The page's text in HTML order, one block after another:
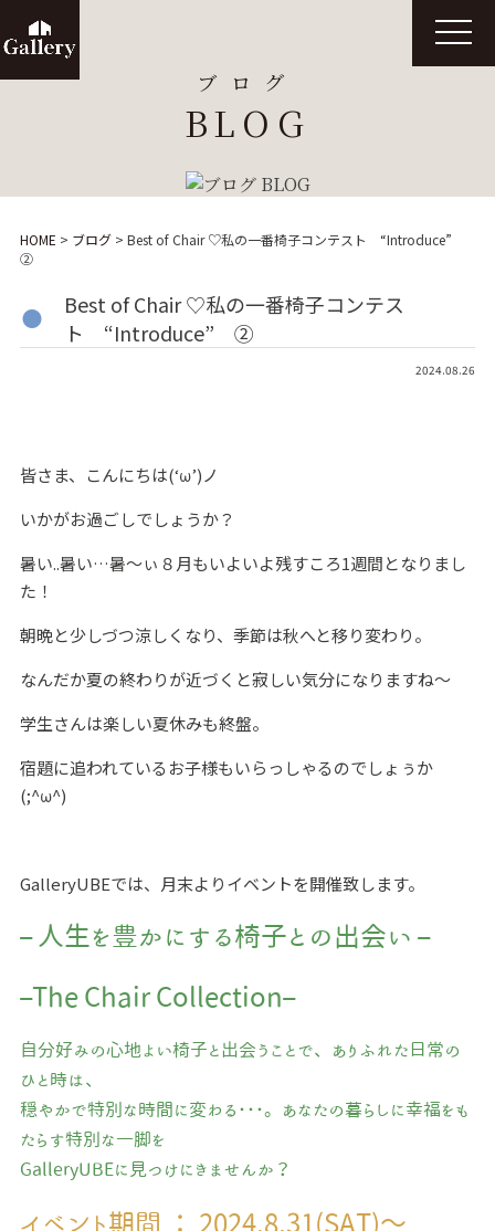
ブログ
BLOG
t
o
g
HOME > ブログ> Best of Chair ♡私の一番椅子コンテスト “Introduce”
②
Best of Chair ♡私の一番椅子コンテス
ト “Introduce” ②
2024.08.26
皆さま、こんにちは(‘ω’)ノ
いかがお過ごしでしょうか？
暑い..暑い…暑～ぃ８月もいよいよ残すころ1週間となりまし
た！
朝晩と少しづつ涼しくなり、季節は秋へと移り変わり。
なんだか夏の終わりが近づくと寂しい気分になりますね～
学生さんは楽しい夏休みも終盤。
宿題に追われているお子様もいらっしゃるのでしょぅか
(;^ω^)
GalleryUBEでは、月末よりイベントを開催致します。
– 人生を豊かにする椅子との出会い –
–The Chair Collection–
自分好みの心地よい椅子と出会うことで、ありふれた日常の
ひと時は、
穏やかで特別な時間に変わる･･･。あなたの暮らしに幸福をも
たらす特別な一脚を
GalleryUBEに見つけにきませんか？
イベント期間 ： 2024.8.31(SAT)～